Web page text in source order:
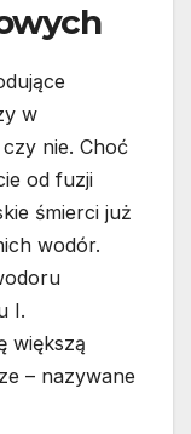
w
nie. Choć
od fuzji
śmierci już
wodór.
I.
większą
– nazywane